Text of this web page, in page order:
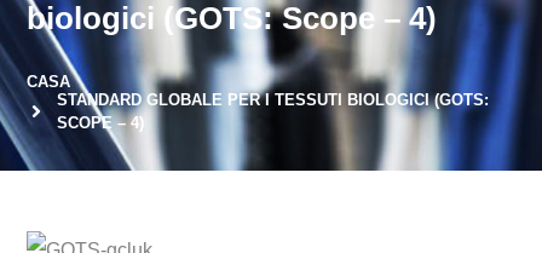
biologici (GOTS: Scope – 4)
CASA
STANDARD GLOBALE PER I TESSUTI BIOLOGICI (GOTS:
SCOPE – 4)